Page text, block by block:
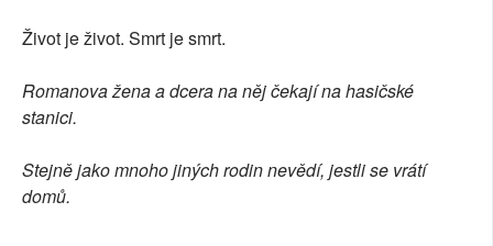
Život je život. Smrt je smrt.
Romanova žena a dcera na něj čekají na hasičské
stanici.
Stejně jako mnoho jiných rodin nevědí, jestli se vrátí
domů.